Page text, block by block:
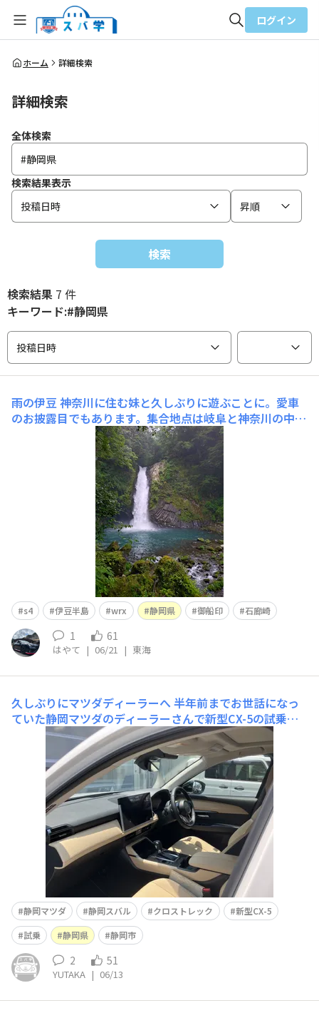
全体検索
ログイン
ホーム 詳細検索
詳細検索
全体検索
検索結果表示
投稿日時
昇順
検索
検索結果 7 件
キーワード:#静岡県
投稿日時
雨の伊豆 神奈川に住む妹と久しぶりに遊ぶことに。愛車
のお披露目でもあります。集合地点は岐阜と神奈川の中間
地点の静岡、三島駅となりました。三島大社にて道中の無
事を祈り出発。あいにくの雨模様…。めざすは伊豆半島一
周です！しかし不安と裏腹に雨の伊豆は非常に美しかった
です。伊豆の踊子でも有名な浄蓮の滝、雨のおかげで大
s4 伊豆半島 wrx 静岡県 御船印 石廊崎
1 61
はやて | 06/21 | 東海
久しぶりにマツダディーラーへ 半年前までお世話になっ
ていた静岡マツダのディーラーさんで新型CX-5の試乗に
行ってきました。フロントは前モデルより広くなり1860
mmになりました。しかし左右のドアミラー間の幅は、前
モデルと同じだそうです。サイドも前モデルより長く469
0mmになっています。前モデルよりプレスラインは入っ
ているけどす
静岡マツダ 静岡スバル クロストレック
新型CX-5
試乗
静岡県 静岡市
2 51
YUTAKA | 06/13